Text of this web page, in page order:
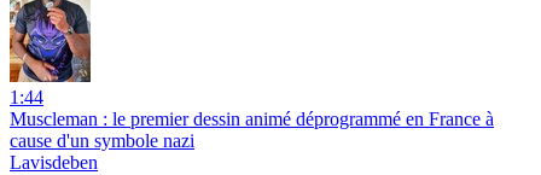
1:44
Muscleman : le premier dessin animé déprogrammé en France à
cause d'un symbole nazi
Lavisdeben